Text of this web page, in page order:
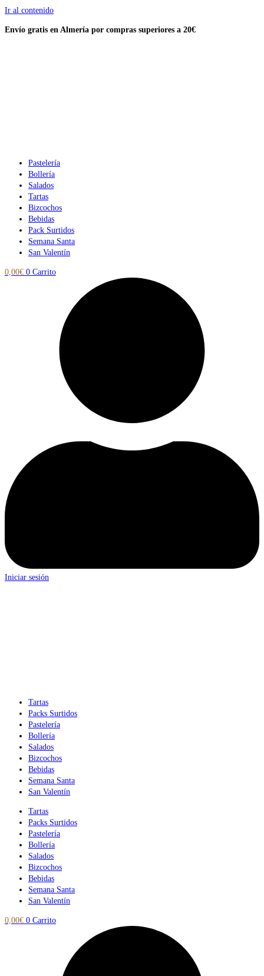
Ir al contenido
Envío gratis en Almería por compras superiores a 20€
Pastelería
Bollería
Salados
Tartas
Bizcochos
Bebidas
Pack Surtidos
Semana Santa
San Valentín
0,00€ 0 Carrito
Iniciar sesión
Tartas
Packs Surtidos
Pastelería
Bollería
Salados
Bizcochos
Bebidas
Semana Santa
San Valentín
Tartas
Packs Surtidos
Pastelería
Bollería
Salados
Bizcochos
Bebidas
Semana Santa
San Valentín
0,00€ 0 Carrito